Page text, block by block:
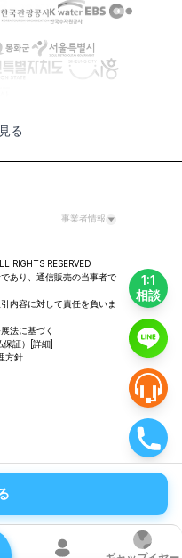
1:1
相談
る
事業者情報
国ギャップイヤー 事業
路80キル 11-49、2階
02-3280-2553 ㅣ
ㅣ
ㅣ 個人情報管理責
RIGHTS RESERVED
あり、通信販売の当事者で
内容に対して責任を負いま
法に基づく
証）
[詳細]
方針